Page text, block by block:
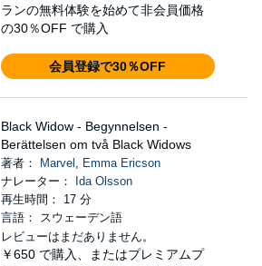
ランの無料体験を始めて非会員価格
の30％OFF で購入
会員登録で30％OFF
Black Widow - Begynnelsen -
Berättelsen om två Black Widows
著者： Marvel , Emma Ericson
ナレーター：
Ida Olsson
再生時間： 17 分
言語： スウェーデン語
レビューはまだありません。
￥650 で購入、またはプレミアムプ